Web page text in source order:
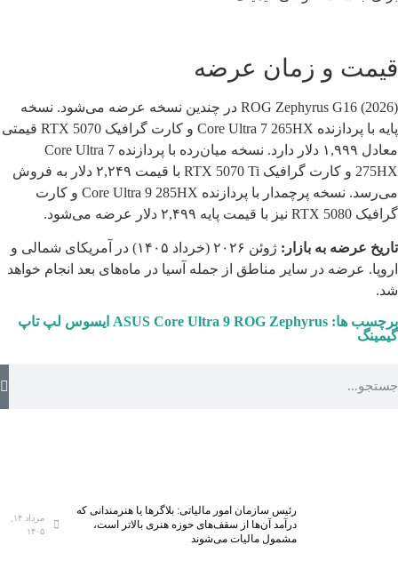
قیمت و زمان عرضه
ROG Zephyrus G16 (2026) در چندین نسخه عرضه می‌شود. نسخه
پایه با پردازنده Core Ultra 7 265HX و کارت گرافیک RTX 5070 قیمتی
معادل ۱,۹۹۹ دلار دارد. نسخه میان‌رده با پردازنده Core Ultra 7
275HX و کارت گرافیک RTX 5070 Ti با قیمت ۲,۲۴۹ دلار به فروش
می‌رسد. نسخه پرچمدار با پردازنده Core Ultra 9 285HX و کارت
گرافیک RTX 5080 نیز با قیمت پایه ۲,۴۹۹ دلار عرضه می‌شود.
تاریخ عرضه به بازار:
ژوئن ۲۰۲۶ (خرداد ۱۴۰۵) در آمریکای شمالی و
اروپا. عرضه در سایر مناطق از جمله آسیا در ماه‌های بعد انجام خواهد
شد.
برچسب ها: ASUS Core Ultra 9 ROG Zephyrus ایسوس لپ تاپ
گیمینگ
رئیس سازمان امور مالیاتی: بلاگر‌ها یا هنرمندانی که
درآمد آن‌ها از سقف‌های حوزه هنری بالاتر است،
مشمول مالیات می‌شوند
۱۴۰۵